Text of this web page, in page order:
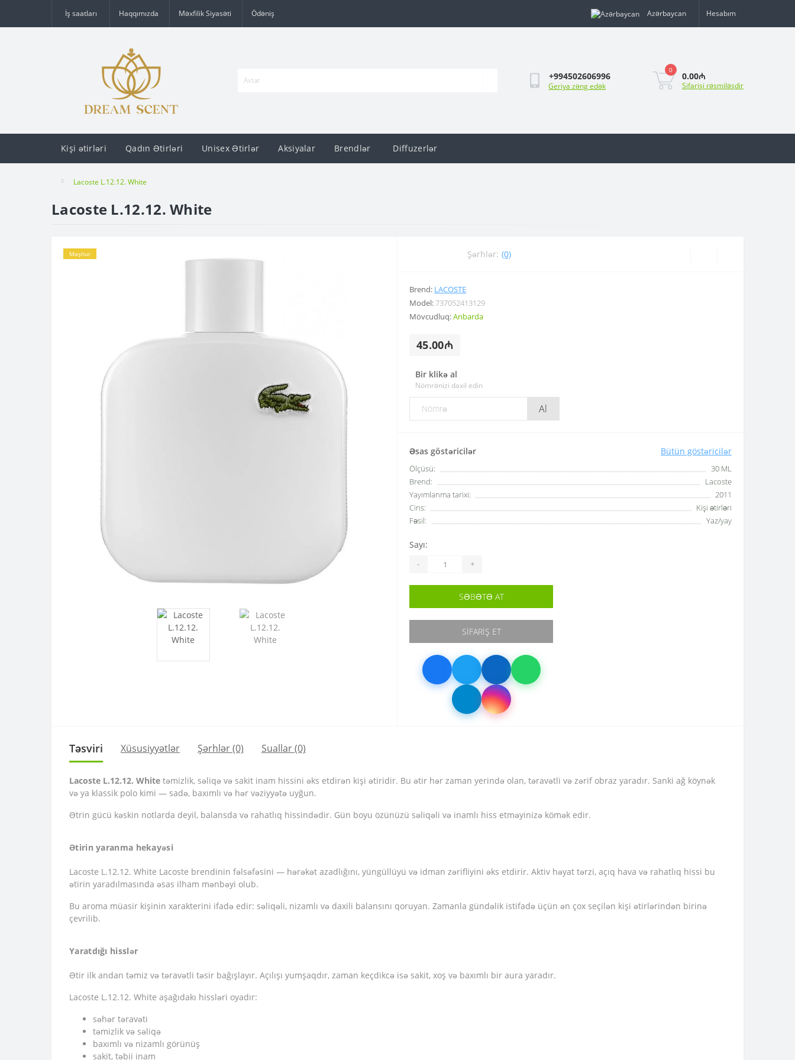
İş saatları Haqqımızda Məxfilik Siyasəti Ödəniş Azərbaycan Hesabım
+994502606996
Geriya zəng edək
0
0.00₼
Sifarişi rəsmiləşdir
Kişi ətirləri Qadın Ətirləri Unisex Ətirlər Aksiyalar Brendlər Diffuzerlər
Lacoste L.12.12. White
Lacoste L.12.12. White
Məşhur Şərhlər: (0)
Brend: LACOSTE
Model:737052413129
Mövcudluq:Anbarda
45.00₼
Bir klikə al
Nömrənizi daxil edin
Al
Əsas göstəricilər Bütün göstəricilər
Ölçüsü:
30 ML
Brend:
Lacoste
Yayımlanma tarixi:
2011
Cins:
Kişi ətirləri
Fəsil:
Yaz/yay
Sayı:
- +
SƏBƏTƏ AT
SIFARIŞ ET
Təsviri Xüsusiyyətlər Şərhlər (0) Suallar(0)
Lacoste L.12.12. White təmizlik, səliqə və sakit inam hissini əks etdirən kişi ətiridir. Bu ətir hər zaman yerində olan, təravətli və zərif obraz yaradır. Sanki ağ köynək
və ya klassik polo kimi — sadə, baxımlı və hər vəziyyətə uyğun.
Ətrin gücü kəskin notlarda deyil, balansda və rahatlıq hissindədir. Gün boyu özünüzü səliqəli və inamlı hiss etməyinizə kömək edir.
Ətirin yaranma hekayəsi
Lacoste L.12.12. White Lacoste brendinin fəlsəfəsini — hərəkət azadlığını, yüngüllüyü və idman zərifliyini əks etdirir. Aktiv həyat tərzi, açıq hava və rahatlıq hissi bu
ətirin yaradılmasında əsas ilham mənbəyi olub.
Bu aroma müasir kişinin xarakterini ifadə edir: səliqəli, nizamlı və daxili balansını qoruyan. Zamanla gündəlik istifadə üçün ən çox seçilən kişi ətirlərindən birinə
çevrilib.
Yaratdığı hisslər
Ətir ilk andan təmiz və təravətli təsir bağışlayır. Açılışı yumşaqdır, zaman keçdikcə isə sakit, xoş və baxımlı bir aura yaradır.
Lacoste L.12.12. White aşağıdakı hissləri oyadır:
səhər təravəti
təmizlik və səliqə
baxımlı və nizamlı görünüş
sakit, təbii inam